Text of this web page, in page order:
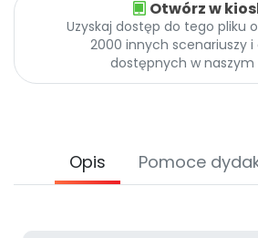
Archiwalne numery
Pomoc
Promocje
Otwórz w
Uzyskaj dostęp do tego pliku
2000 innych scenariuszy i
dostępnych w naszym
Opis Pomoce